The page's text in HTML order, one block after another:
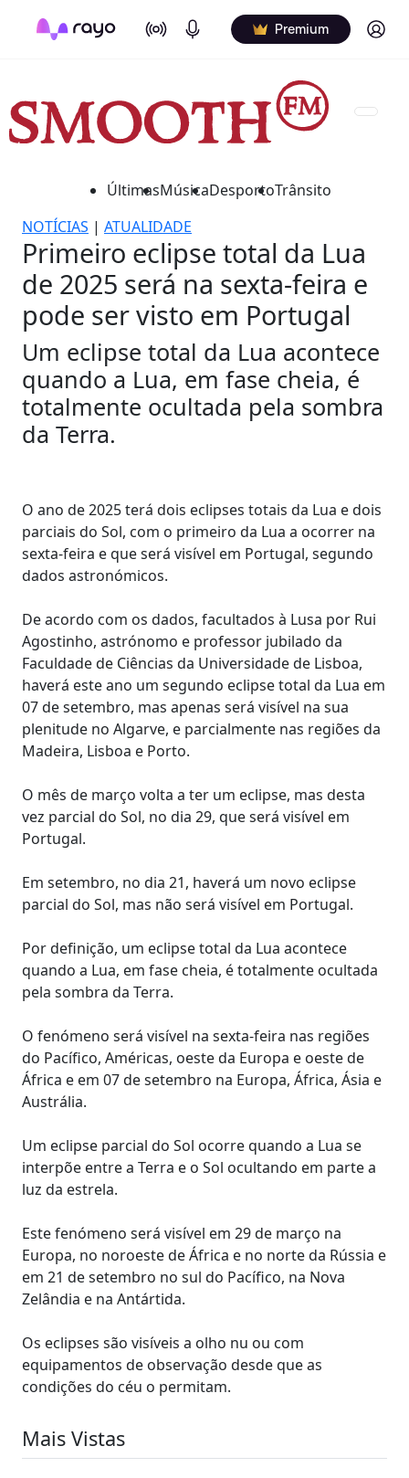
On Air Podcasts Premium Log in
ÚltimasMúsicaDesportoTrânsito
NOTÍCIAS | ATUALIDADE
Primeiro eclipse total da Lua
de 2025 será na sexta-feira e
pode ser visto em Portugal
Um eclipse total da Lua acontece
quando a Lua, em fase cheia, é
totalmente ocultada pela sombra
da Terra.
O ano de 2025 terá dois eclipses totais da Lua e dois
parciais do Sol, com o primeiro da Lua a ocorrer na
sexta-feira e que será visível em Portugal, segundo
dados astronómicos.
De acordo com os dados, facultados à Lusa por Rui
Agostinho, astrónomo e professor jubilado da
Faculdade de Ciências da Universidade de Lisboa,
haverá este ano um segundo eclipse total da Lua em
07 de setembro, mas apenas será visível na sua
plenitude no Algarve, e parcialmente nas regiões da
Madeira, Lisboa e Porto.
O mês de março volta a ter um eclipse, mas desta
vez parcial do Sol, no dia 29, que será visível em
Portugal.
Em setembro, no dia 21, haverá um novo eclipse
parcial do Sol, mas não será visível em Portugal.
Por definição, um eclipse total da Lua acontece
quando a Lua, em fase cheia, é totalmente ocultada
pela sombra da Terra.
O fenómeno será visível na sexta-feira nas regiões
do Pacífico, Américas, oeste da Europa e oeste de
África e em 07 de setembro na Europa, África, Ásia e
Austrália.
Um eclipse parcial do Sol ocorre quando a Lua se
interpõe entre a Terra e o Sol ocultando em parte a
luz da estrela.
Este fenómeno será visível em 29 de março na
Europa, no noroeste de África e no norte da Rússia e
em 21 de setembro no sul do Pacífico, na Nova
Zelândia e na Antártida.
Os eclipses são visíveis a olho nu ou com
equipamentos de observação desde que as
condições do céu o permitam.
Mais Vistas